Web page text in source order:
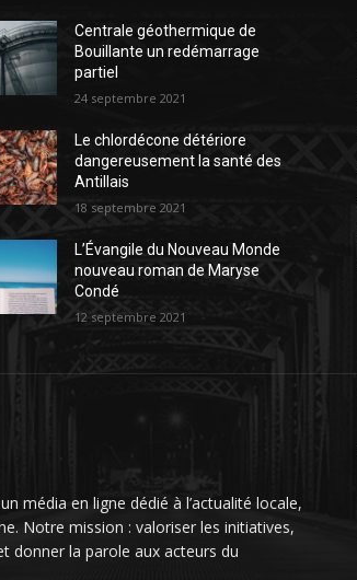
Centrale géothermique de
Bouillante un redémarrage
partiel
24 septembre 2021
Le chlordécone détériore
dangereusement la santé des
Antillais
18 septembre 2021
L’Évangile du Nouveau Monde
nouveau roman de Maryse
Condé
12 septembre 2021
média en ligne dédié à l’actualité locale,
Notre mission : valoriser les initiatives,
donner la parole aux acteurs du